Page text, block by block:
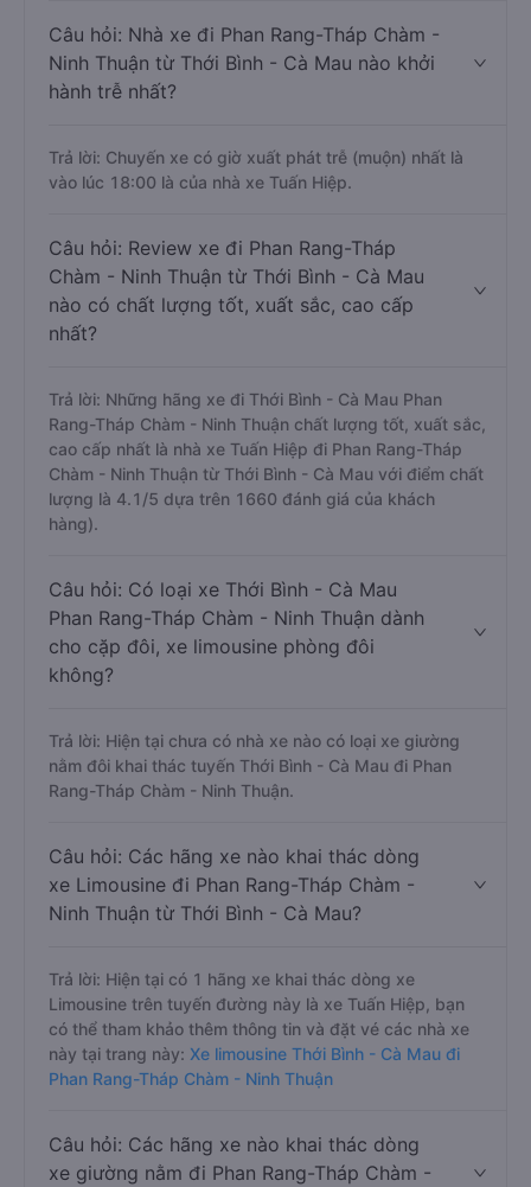
Câu hỏi: Nhà xe đi Phan Rang-Tháp Chàm -
Ninh Thuận từ Thới Bình - Cà Mau nào khởi
hành trễ nhất?
Trả lời: Chuyến xe có giờ xuất phát trễ (muộn) nhất là
vào lúc 18:00 là của nhà xe Tuấn Hiệp.
Câu hỏi: Review xe đi Phan Rang-Tháp
Chàm - Ninh Thuận từ Thới Bình - Cà Mau
nào có chất lượng tốt, xuất sắc, cao cấp
nhất?
Trả lời: Những hãng xe đi Thới Bình - Cà Mau Phan
Rang-Tháp Chàm - Ninh Thuận chất lượng tốt, xuất sắc,
cao cấp nhất là nhà xe Tuấn Hiệp đi Phan Rang-Tháp
Chàm - Ninh Thuận từ Thới Bình - Cà Mau với điểm chất
lượng là 4.1/5 dựa trên 1660 đánh giá của khách
hàng).
Câu hỏi: Có loại xe Thới Bình - Cà Mau
Phan Rang-Tháp Chàm - Ninh Thuận dành
cho cặp đôi, xe limousine phòng đôi
không?
Trả lời: Hiện tại chưa có nhà xe nào có loại xe giường
nằm đôi khai thác tuyến Thới Bình - Cà Mau đi Phan
Rang-Tháp Chàm - Ninh Thuận.
Câu hỏi: Các hãng xe nào khai thác dòng
xe Limousine đi Phan Rang-Tháp Chàm -
Ninh Thuận từ Thới Bình - Cà Mau?
Trả lời: Hiện tại có 1 hãng xe khai thác dòng xe
Limousine trên tuyến đường này là xe Tuấn Hiệp, bạn
có thể tham khảo thêm thông tin và đặt vé các nhà xe
này tại trang này: Xe limousine Thới Bình - Cà Mau đi
Phan Rang-Tháp Chàm - Ninh Thuận
Câu hỏi: Các hãng xe nào khai thác dòng
xe giường nằm đi Phan Rang-Tháp Chàm -